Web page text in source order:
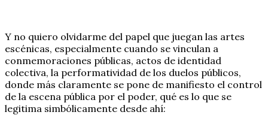
Y no quiero olvidarme del papel que juegan las artes
escénicas, especialmente cuando se vinculan a
conmemoraciones públicas, actos de identidad
colectiva, la performatividad de los duelos públicos,
donde más claramente se pone de manifiesto el control
de la escena pública por el poder, qué es lo que se
legitima simbólicamente desde ahí: